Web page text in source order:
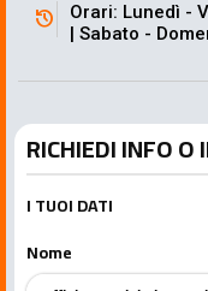
history
Orari: Lunedì -
| Sabato -
RICHIEDI INFO O
I TUOI DATI
Nome